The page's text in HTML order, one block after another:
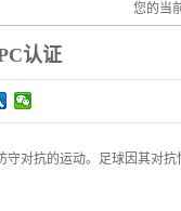
您的当
认证
对抗的运动。足球因其对